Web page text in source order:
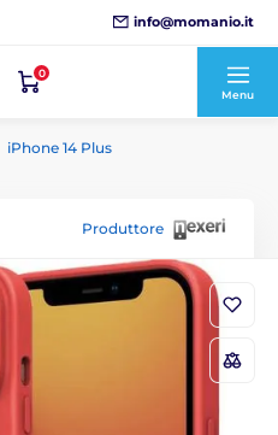
info@momanio.it
0
Menu
iPhone 14 Plus
Produttore